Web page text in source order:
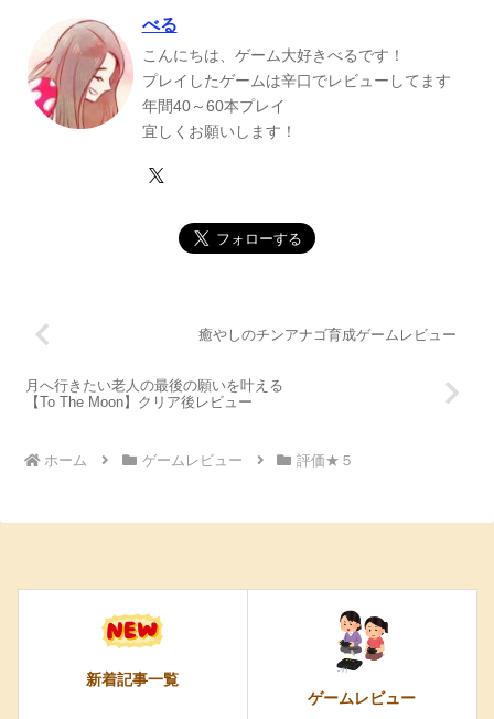
べる
こんにちは、ゲーム大好きべるです！
プレイしたゲームは辛口でレビューしてます
年間40～60本プレイ
宜しくお願いします！
癒やしのチンアナゴ育成ゲームレビュー
月へ行きたい老人の最後の願いを叶える
【To The Moon】クリア後レビュー
ホーム ゲームレビュー 評価★５
新着記事一覧
ゲームレビュー